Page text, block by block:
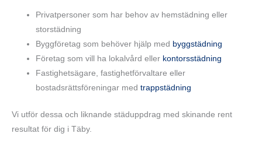
Privatpersoner som har behov av hemstädning eller
storstädning
Byggföretag som behöver hjälp med byggstädning
Företag som vill ha lokalvård eller kontorsstädning
Fastighetsägare, fastighetförvaltare eller
bostadsrättsföreningar medtrappstädning
Vi utför dessa och liknande städuppdrag med skinande rent
resultat för dig i Täby.